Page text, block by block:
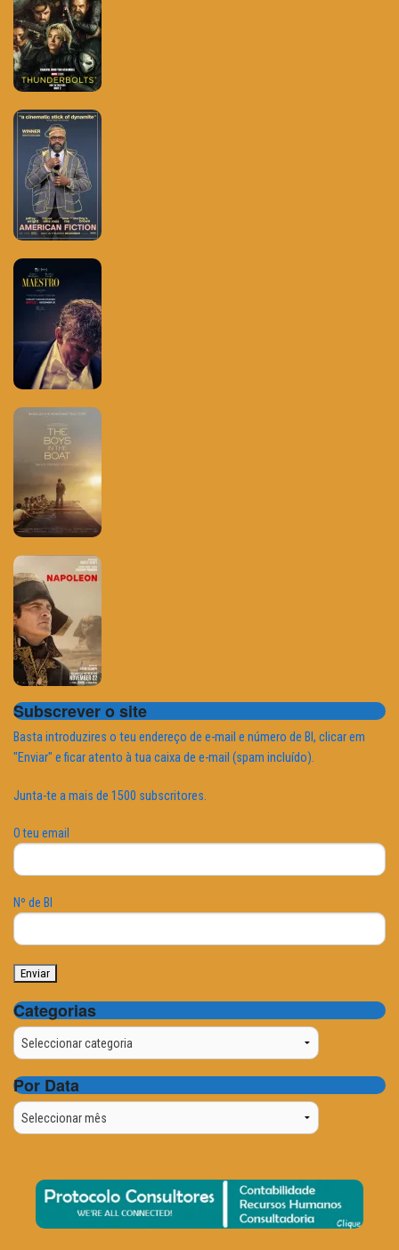
Subscrever o site
Basta introduzires o teu endereço de e-mail e número de BI, clicar em
"Enviar" e ficar atento à tua caixa de e-mail (spam incluído).
Junta-te a mais de 1500 subscritores.
O teu email
Nº de BI
Categorias
Categorias
Por Data
Por
Data